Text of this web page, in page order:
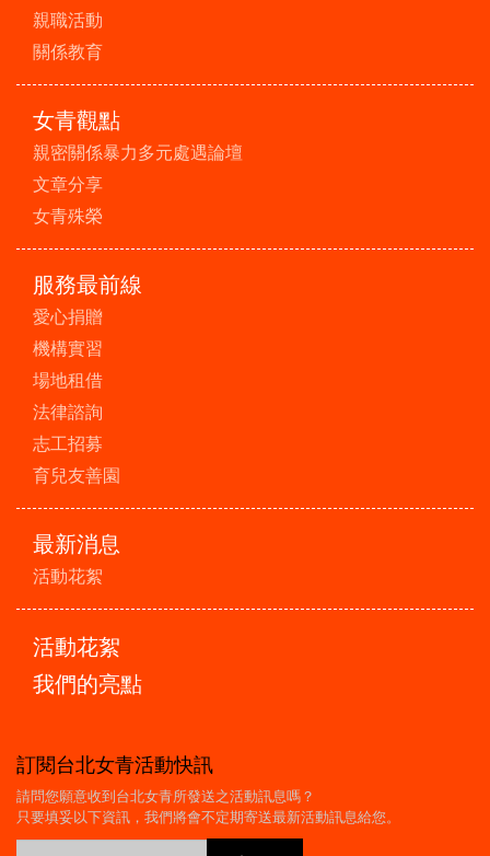
親職活動
關係教育
女青觀點
親密關係暴力多元處遇論壇
文章分享
女青殊榮
服務最前線
愛心捐贈
機構實習
場地租借
法律諮詢
志工招募
育兒友善園
最新消息
活動花絮
活動花絮
我們的亮點
訂閱台北女青活動快訊
請問您願意收到台北女青所發送之活動訊息嗎？
只要填妥以下資訊，我們將會不定期寄送最新活動訊息給您。